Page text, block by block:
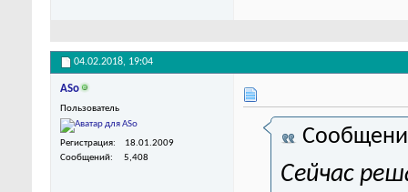
04.02.2018, 19:04
ASo
Пользователь
Регистрация
18.01.2009
Сообщений
5,408
Сейчас